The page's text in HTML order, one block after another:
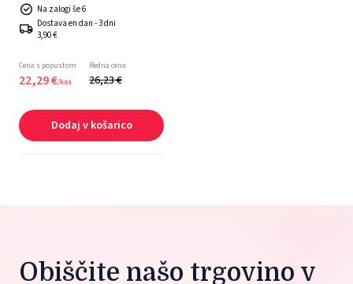
Na zalogi še 6
Dostava en dan - 3 dni
3,90 €
Cena s popustom
22,29€/kos
Redna cena
26,23€
Dodaj v košarico
Obiščite našo trgovino v